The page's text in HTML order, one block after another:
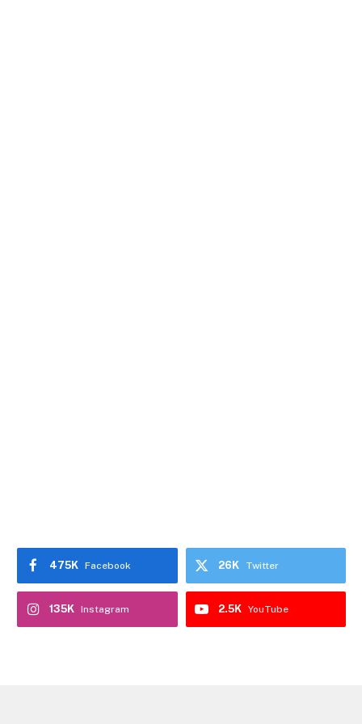
Facebook
475K Twitter
26K
Instagram
135K YouTube
2.5K